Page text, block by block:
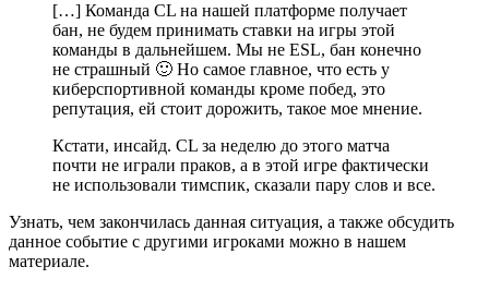
[…] Команда CL на нашей платформе получает
бан, не будем принимать ставки на игры этой
команды в дальнейшем. Мы не ESL, бан конечно
не страшный 🙂 Но самое главное, что есть у
киберспортивной команды кроме побед, это
репутация, ей стоит дорожить, такое мое мнение.
Кстати, инсайд. CL за неделю до этого матча
почти не играли праков, а в этой игре фактически
не использовали тимспик, сказали пару слов и все.
Узнать, чем закончилась данная ситуация, а также обсудить
данное событие с другими игроками можно в нашем
материале.